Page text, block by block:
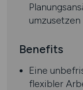
umzusetzen
Benefits
Eine
flexibler